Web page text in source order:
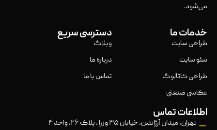
می‌شود.
خدمات ما
طراحی سایت
سئو سایت
طراحی کاتالوگ
عکاسی صنعتی
دسترسی سریع
وبلاگ
درباره ما
تماس با ما
اطلاعات تماس
تهران، میدان آرژانتین، خیابان ۳۵ وزرا ، پلاک ۲۶، واحد ۴